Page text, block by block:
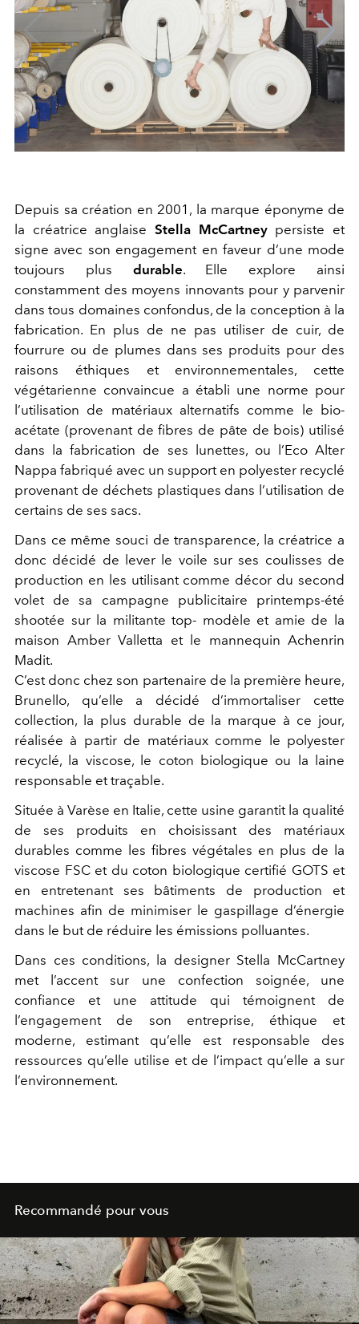
Depuis sa création en 2001, la marque éponyme de
la créatrice anglaise Stella McCartneypersiste et
signe avec son engagement en faveur d’une mode
toujours plus durable. Elle explore ainsi
constamment des moyens innovants pour y parvenir
dans tous domaines confondus, de la conception à la
fabrication. En plus de ne pas utiliser de cuir, de
fourrure ou de plumes dans ses produits pour des
raisons éthiques et environnementales, cette
végétarienne convaincue a établi une norme pour
l’utilisation de matériaux alternatifs comme le bio-
acétate (provenant de fibres de pâte de bois) utilisé
dans la fabrication de ses lunettes, ou l’Eco Alter
Nappa fabriqué avec un support en polyester recyclé
provenant de déchets plastiques dans l’utilisation de
certains de ses sacs.
Dans ce même souci de transparence, la créatrice a
donc décidé de lever le voile sur ses coulisses de
production en les utilisant comme décor du second
volet de sa campagne publicitaire printemps-été
shootée sur la militante top- modèle et amie de la
maison Amber Valletta et le mannequin Achenrin
Madit.
C’est donc chez son partenaire de la première heure,
Brunello, qu’elle a décidé d’immortaliser cette
collection, la plus durable de la marque à ce jour,
réalisée à partir de matériaux comme le polyester
recyclé, la viscose, le coton biologique ou la laine
responsable et traçable.
Située à Varèse en Italie, cette usine garantit la qualité
de ses produits en choisissant des matériaux
durables comme les fibres végétales en plus de la
viscose FSC et du coton biologique certifié GOTS et
en entretenant ses bâtiments de production et
machines afin de minimiser le gaspillage d’énergie
dans le but de réduire les émissions polluantes.
Dans ces conditions, la designer Stella McCartney
met l’accent sur une confection soignée, une
confiance et une attitude qui témoignent de
l’engagement de son entreprise, éthique et
moderne, estimant qu’elle est responsable des
ressources qu’elle utilise et de l’impact qu’elle a sur
l’environnement.
Recommandé pour vous